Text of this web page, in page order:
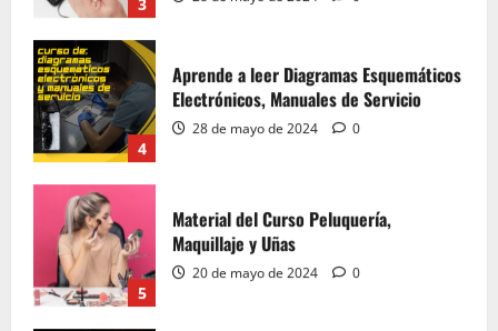
4
Electrónicos, Manuales de Servicio
28 de mayo de 2024 0
5
Maquillaje y Uñas
20 de mayo de 2024